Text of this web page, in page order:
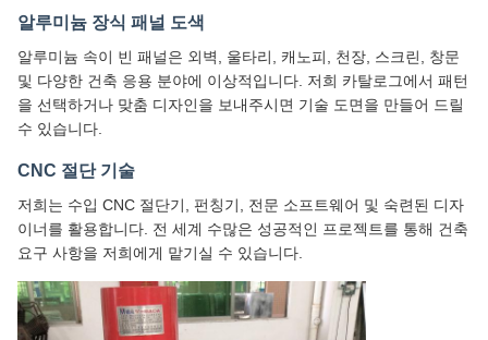
알루미늄 장식 패널 도색
알루미늄 속이 빈 패널은 외벽, 울타리, 캐노피, 천장, 스크린, 창문
및 다양한 건축 응용 분야에 이상적입니다. 저희 카탈로그에서 패턴
을 선택하거나 맞춤 디자인을 보내주시면 기술 도면을 만들어 드릴
수 있습니다.
CNC 절단 기술
저희는 수입 CNC 절단기, 펀칭기, 전문 소프트웨어 및 숙련된 디자
이너를 활용합니다. 전 세계 수많은 성공적인 프로젝트를 통해 건축
요구 사항을 저희에게 맡기실 수 있습니다.